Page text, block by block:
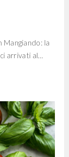
Mangiando: la
arrivati al…